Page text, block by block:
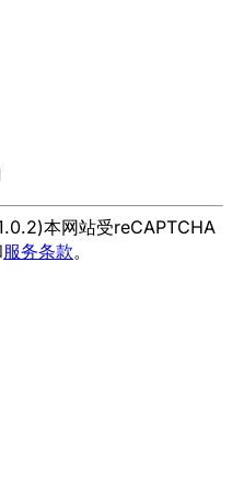
本网站受reCAPTCHA
服务条款。